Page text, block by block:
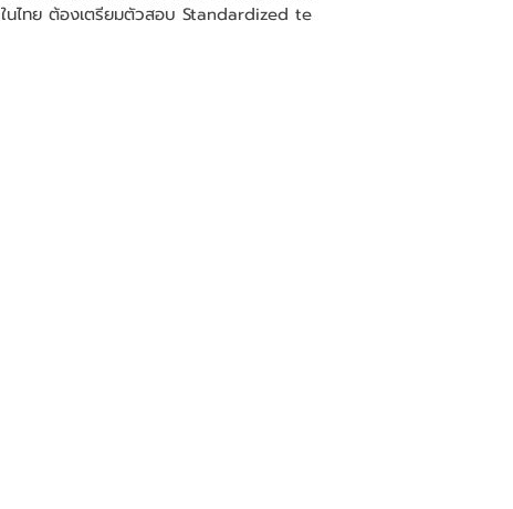
ในไทย ต้องเตรียมตัวสอบ Standardized test